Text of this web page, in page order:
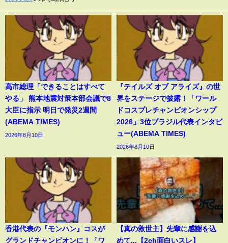
高市総理「できることはすべて
やる」 熊本地震対策本部会議で8
大臣に指示 明日で発災2週間
(ABEMA TIMES)
2026年8月10日
『テイルズ オブ アライズ』の世
界をステージで披露！「ワール
ドコスプレチャンピオンシップ
2026」3位ブラジル代表インタビ
ュー(ABEMA TIMES)
2026年8月10日
香港代表の『モンハン』コスが
グランドチャンピオンに！「ワ
【真の救世主】先輩に感謝を込
めて...【2ch面白いスレ】